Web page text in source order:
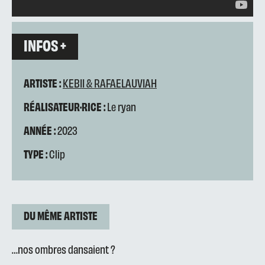
INFOS +
ARTISTE :KEBII & RAFAELAUVIAH
RÉALISATEUR·RICE :Le ryan
ANNÉE :2023
TYPE :Clip
DU MÊME ARTISTE
…nos ombres dansaient ?